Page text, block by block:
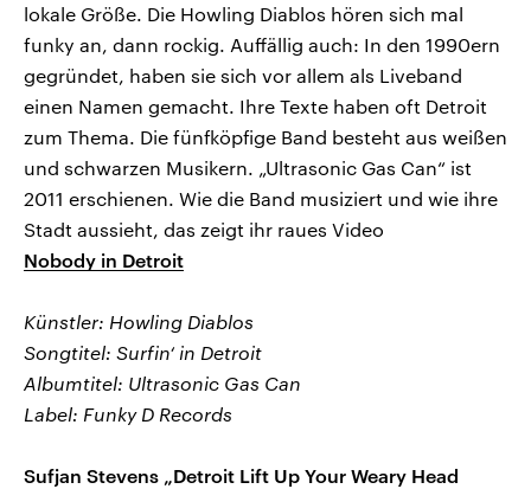
lokale Größe. Die Howling Diablos hören sich mal
funky an, dann rockig. Auffällig auch: In den 1990ern
gegründet, haben sie sich vor allem als Liveband
einen Namen gemacht. Ihre Texte haben oft Detroit
zum Thema. Die fünfköpfige Band besteht aus weißen
und schwarzen Musikern. „Ultrasonic Gas Can“ ist
2011 erschienen. Wie die Band musiziert und wie ihre
Stadt aussieht, das zeigt ihr raues Video
Nobody in Detroit
Künstler: Howling Diablos
Songtitel: Surfin‘ in Detroit
Albumtitel: Ultrasonic Gas Can
Label: Funky D Records
Sufjan Stevens „Detroit Lift Up Your Weary Head